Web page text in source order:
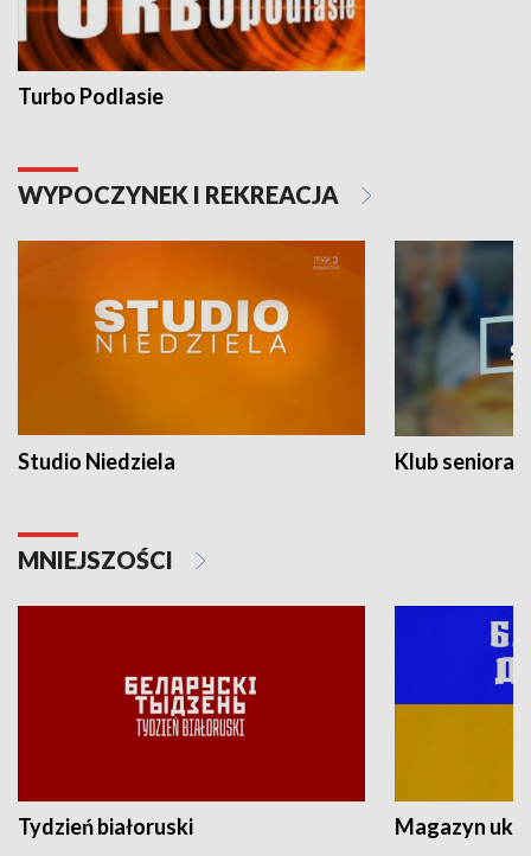
Turbo Podlasie
WYPOCZYNEK I REKREACJA
Studio Niedziela Klub seniora
MNIEJSZOŚCI
Tydzień białoruski Magazyn